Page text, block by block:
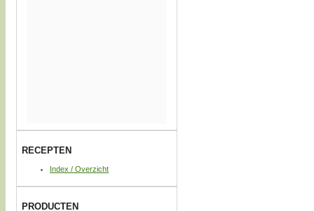
RECEPTEN
Index / Overzicht
PRODUCTEN